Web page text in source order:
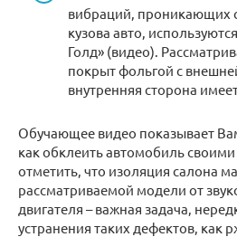
вибраций, проникающих
кузова авто,
Голд» (видео).
покрыт фольгой с
внутренняя сторона
Обучающее видео показывает
как обклеить автомобиль
отметить, что изоляция салона
рассматриваемой модели от
двигателя – важная задача,
устранения таких дефектов, как